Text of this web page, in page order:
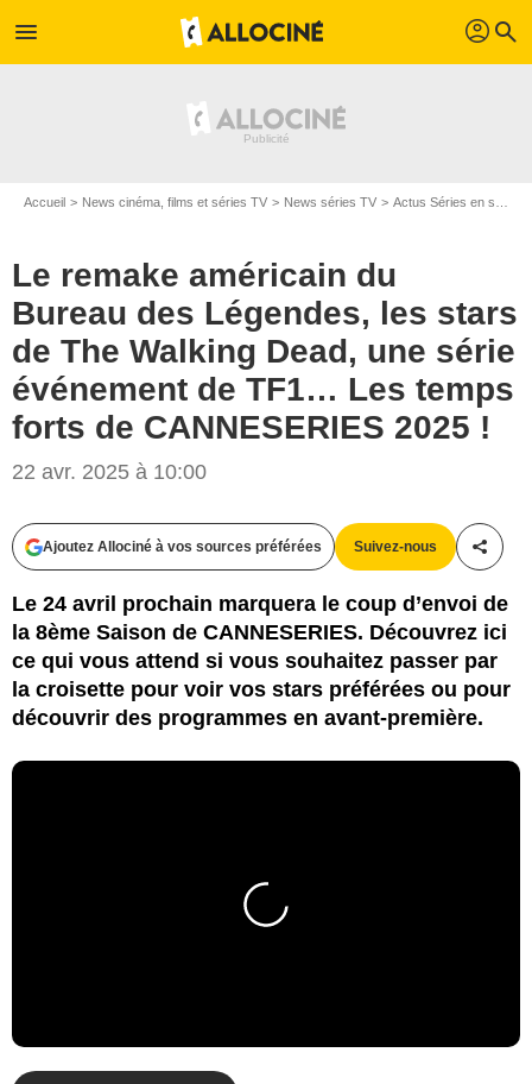
menu profil search
Accueil News cinéma, films et séries TV News séries TV Actus Séries en streaming
Le remake américain du
Bureau des Légendes, les stars
de The Walking Dead, une série
événement de TF1… Les temps
forts de CANNESERIES 2025 !
22 avr. 2025 à 10:00
Ajoutez Allociné à vos sources préférées Suivez-nous
Le 24 avril prochain marquera le coup d’envoi de
la 8ème Saison de CANNESERIES. Découvrez ici
ce qui vous attend si vous souhaitez passer par
la croisette pour voir vos stars préférées ou pour
découvrir des programmes en avant-première.